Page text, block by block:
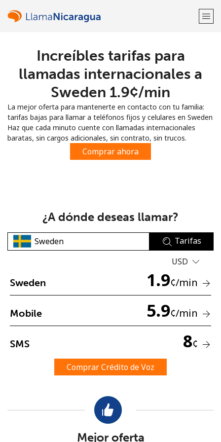
¡Bienvenido!
Regístrate con
Mínimo 8 caracteres
Una letra mayúscula y una minúscula
Un caracter especial
Mantente en contacto para recibir nuestras mejores
Increíbles tarifas para
llamadas internacionales a
Sweden ⁦1.9¢⁩/min
La mejor oferta para mantenerte en contacto con tu familia:
tarifas bajas para llamar a teléfonos fijos y celulares en Sweden
Haz que cada minuto cuente con llamadas internacionales
baratas, sin cargos adicionales, sin contrato, sin trucos.
Comprar ahora
¿A dónde deseas llamar?
Tarifas
USD
Sweden 1.9¢/min
Mobile 5.9¢/min
SMS 8¢
Comprar Crédito de Voz
Mejor oferta